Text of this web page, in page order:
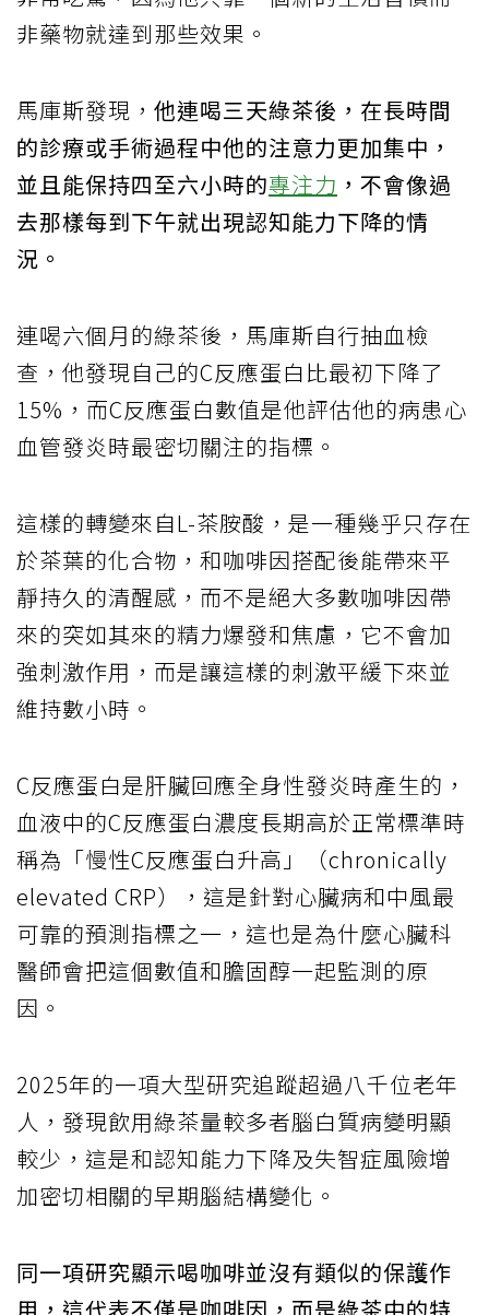
非藥物就達到那些效果。
馬庫斯發現， 他連喝三天綠茶後，在長時間
的診療或手術過程中他的注意力更加集中，
並且能保持四至六小時的專注力 ，不會像過
去那樣每到下午就出現認知能力下降的情
況。
連喝六個月的綠茶後，馬庫斯自行抽血檢
查，他發現自己的C反應蛋白比最初下降了
15%，而C反應蛋白數值是他評估他的病患心
血管發炎時最密切關注的指標。
這樣的轉變來自L-茶胺酸，是一種幾乎只存在
於茶葉的化合物，和咖啡因搭配後能帶來平
靜持久的清醒感，而不是絕大多數咖啡因帶
來的突如其來的精力爆發和焦慮，它不會加
強刺激作用，而是讓這樣的刺激平緩下來並
維持數小時。
C反應蛋白是肝臟回應全身性發炎時產生的，
血液中的C反應蛋白濃度長期高於正常標準時
稱為「慢性C反應蛋白升高」（chronically
elevated CRP），這是針對心臟病和中風最
可靠的預測指標之一，這也是為什麼心臟科
醫師會把這個數值和膽固醇一起監測的原
因。
2025年的一項大型研究追蹤超過八千位老年
人，發現飲用綠茶量較多者腦白質病變明顯
較少，這是和認知能力下降及失智症風險增
加密切相關的早期腦結構變化。
同一項研究顯示喝咖啡並沒有類似的保護作